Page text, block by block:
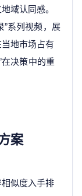
域认同感。
”系列视频，展
地市场占有
决策中的重
案
似度入手排